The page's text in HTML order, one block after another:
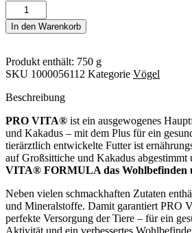
g
Vitakraft
Pro
Vita
Eifutter
Menge
In den Warenkorb
Produkt enthält: 750 g
SKU 1000056112 Kategorie Vögel
Beschreibung
PRO VITA® ist ein ausgewogenes
und Kakadus – mit dem Plus für ein
tierärztlich entwickelte Futter ist
auf Großsittiche und Kakadus abgestimmt
VITA® FORMULA das Wohlbefinden
Neben vielen schmackhaften Zutaten
und Mineralstoffe. Damit garantiert PRO
perfekte Versorgung der Tiere – für ein
Aktivität und ein verbessertes